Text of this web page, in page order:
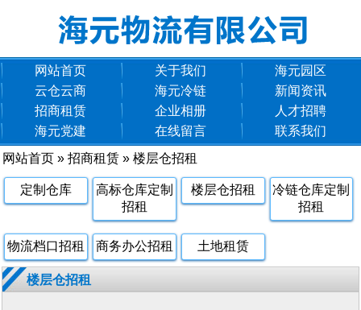
网站首页 关于我们
海元园区
云仓云商
海元冷链
新闻资讯
招商租赁
企业相册
人才招聘
海元党建
在线留言
联系我们
网站首页 » 招商租赁 » 楼层仓招租
定制仓库
高标仓库定制
招租
楼层仓招租
冷链仓库定制
招租
物流档口招租 商务办公招租 土地租赁
楼层仓招租